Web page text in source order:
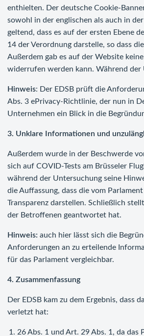
enthielten. Der deutsche Cookie-
sowohl in der englischen als auch in
geltend, dass es auf der ersten Ebene
14 der Verordnung darstelle, so dass
Außerdem gab es auf der Website
widerrufen werden kann. Während der
Hinweis: Der EDSB prüft die
Abs. 3 ePrivacy-Richtlinie, der nun in
Unternehmen ein Blick in die
3. Unklare Informationen und
Außerdem wurde in der Beschwerde
sich auf COVID-Tests am Brüsseler
während der Untersuchung seine
die Auffassung, dass die vom
Transparenz darstellen. Schließlich
der Betroffenen geantwortet hat.
Hinweis: auch hier lässt sich die
Anforderungen an zu erteilende
für das Parlament vergleichbar.
4. Zusammenfassung
Der EDSB kam zu dem Ergebnis, dass
verletzt hat:
26 Abs. 1 und Art. 29 Abs. 1, da